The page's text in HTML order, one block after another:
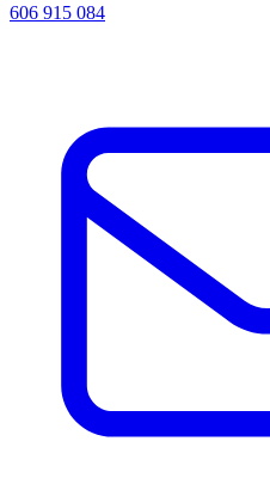
606 915 084